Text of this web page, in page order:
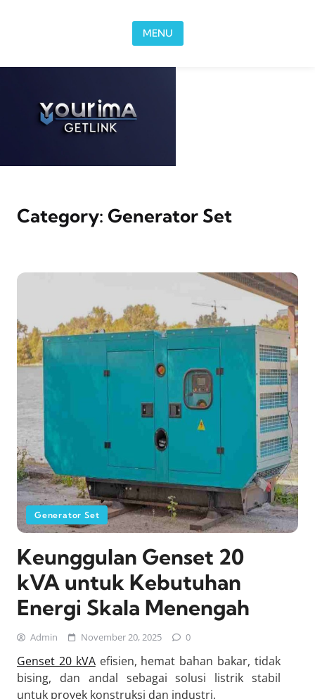
MENU
Category: Generator Set
Generator Set
Keunggulan Genset 20
kVA untuk Kebutuhan
Energi Skala Menengah
Admin November 20, 2025 0
Genset 20 kVAefisien, hemat bahan bakar, tidak
bising, dan andal sebagai solusi listrik stabil
untuk proyek konstruksi dan industri.